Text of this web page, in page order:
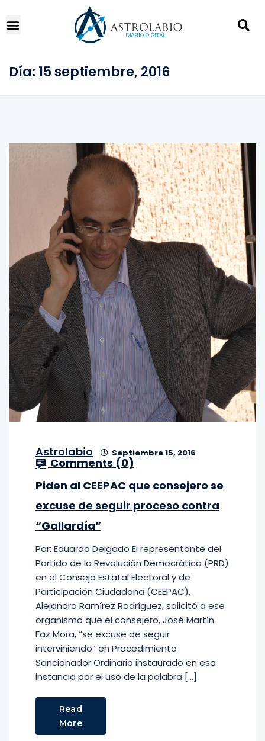
Día: 15 septiembre, 2016
Astrolabio Septiembre 15, 2016
Comments (0)
Piden al CEEPAC que consejero se
excuse de seguir proceso contra
“Gallardía”
Por: Eduardo Delgado El representante del
Partido de la Revolución Democrática (PRD)
en el Consejo Estatal Electoral y de
Participación Ciudadana (CEEPAC),
Alejandro Ramírez Rodríguez, solicitó a ese
organismo que el consejero, José Martín
Faz Mora, “se excuse de seguir
interviniendo” en Procedimiento
Sancionador Ordinario instaurado en esa
instancia por el uso de la palabra […]
Read
More